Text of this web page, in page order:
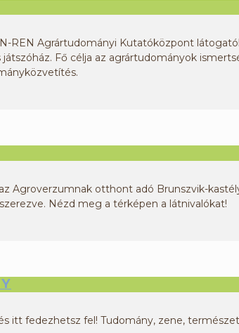
REN Agrártudományi Kutatóközpont
Fő célja az agrártudományok
Agroverzumnak otthont adó Brunszvik-
Nézd meg a térképen a látnivalókat!
itt fedezhetsz fel! Tudomány, zene,